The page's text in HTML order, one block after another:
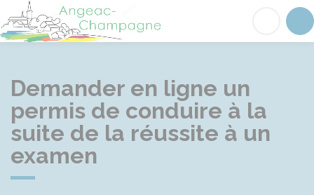
Angeac-Champagne
Demander en ligne un
permis de conduire à la
suite de la réussite à un
examen